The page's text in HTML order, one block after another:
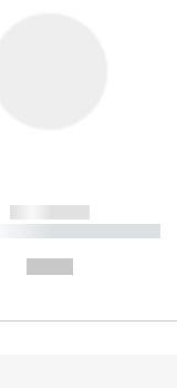
------------
----------- ----------